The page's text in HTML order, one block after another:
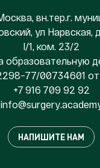
вн.тер.г.
ул Нарвская,
I/1, ком. 23/2
образовательную
00734601
+7 916 709 92 92
НАПИШИТЕ НАМ